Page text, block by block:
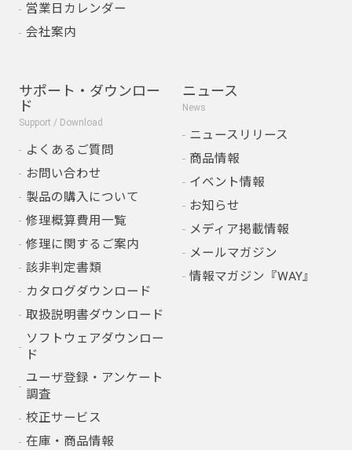
営業日カレンダー
会社案内
サポート・ダウンロー
ド
Support / Download
よくあるご質問
お問い合わせ
製品の購入について
修理概算費用一覧
修理に関するご案内
該非判定書類
カタログダウンロード
取扱説明書ダウンロード
ソフトウェアダウンロー
ド
ユーザ登録・アンケート
調査
校正サービス
在庫・商品情報
ニュース
News
ニュースリリース
商品情報
イベント情報
お知らせ
メディア掲載情報
メールマガジン
情報マガジン『WAY』